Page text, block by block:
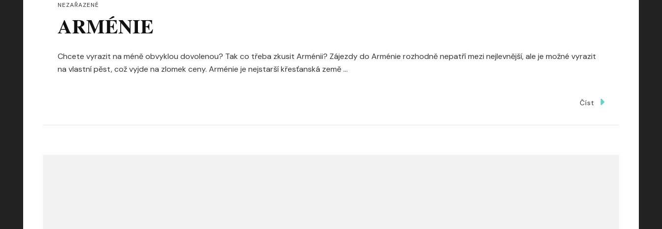
NEZAŘAZENÉ
ARMÉNIE
Chcete vyrazit na méně obvyklou dovolenou? Tak co třeba zkusit Arménii? Zájezdy do Arménie rozhodně nepatří mezi nejlevnější, ale je možné vyrazit
na vlastní pěst, což vyjde na zlomek ceny. Arménie je nejstarší křesťanská země …
Číst